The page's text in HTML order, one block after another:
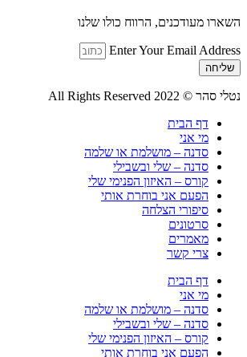
השארו מעודכנים, הרווח כולו שלנו
Enter Your Email Address
שליחה
נטלי סהר © All Rights Reserved 2022
דף הבית
מי אני
סדנה – מושלמת או שלמה
סדנה – שלי ובשבילי
קורס – האיזון הפנימי שלי
הפעם אני בוחרת אותי
סיפורי הצלחה
סרטונים
מאמרים
צרי קשר
דף הבית
מי אני
סדנה – מושלמת או שלמה
סדנה – שלי ובשבילי
קורס – האיזון הפנימי שלי
הפעם אני בוחרת אותי